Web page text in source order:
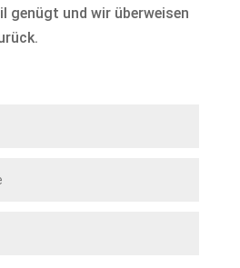
genügt und wir überweisen